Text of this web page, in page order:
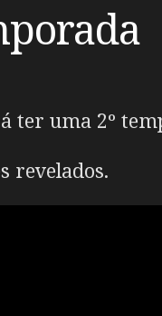
ter uma 2º
revelados.